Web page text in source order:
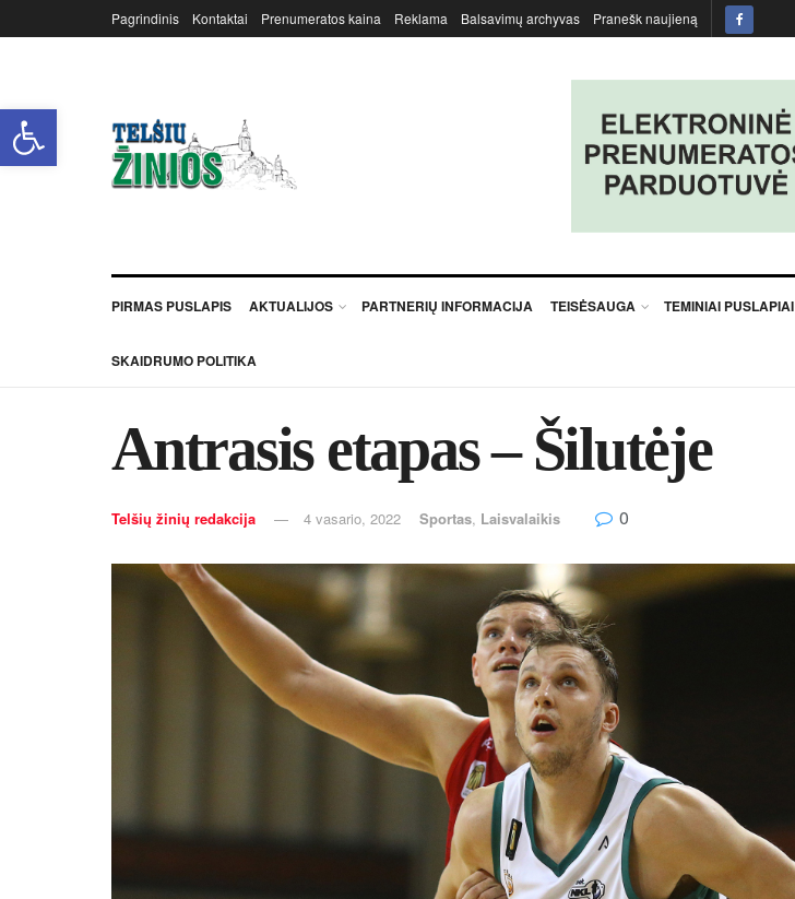
Open toolbar
Pagrindinis Kontaktai Prenumeratos kaina Reklama Balsavimų archyvas Pranešk naujieną
PIRMAS PUSLAPIS AKTUALIJOS PARTNERIŲ INFORMACIJA TEISĖSAUGA TEMINIAI PUSLAPIAI
SKAIDRUMO POLITIKA
Ant­ra­sis eta­pas – Ši­lu­tė­je
Telšių žinių redakcija 4 vasario, 2022 Sportas, Laisvalaikis 0